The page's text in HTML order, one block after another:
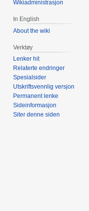
Wikiadministrasjon
In English
About the wiki
Verktøy
Lenker hit
Relaterte endringer
Spesialsider
Utskriftsvennlig versjon
Permanent lenke
Sideinformasjon
Siter denne siden